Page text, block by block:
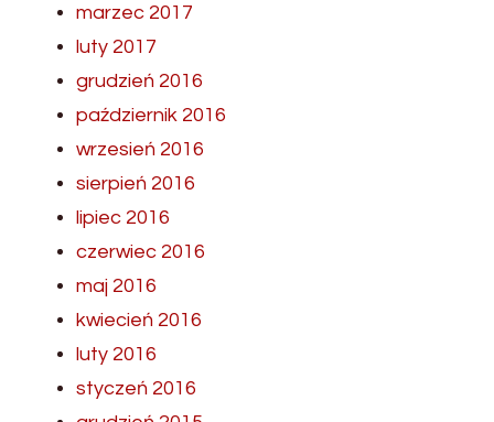
marzec 2017
luty 2017
grudzień 2016
październik 2016
wrzesień 2016
sierpień 2016
lipiec 2016
czerwiec 2016
maj 2016
kwiecień 2016
luty 2016
styczeń 2016